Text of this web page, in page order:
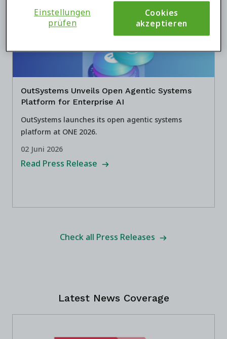
OutSystems Unveils Open Agentic Systems
Platform for Enterprise AI
OutSystems launches its open agentic systems
platform at ONE 2026.
02 Juni 2026
Read Press Release
Check all Press Releases
Latest News Coverage
Einstellungen
prüfen
Cookies
akzeptieren